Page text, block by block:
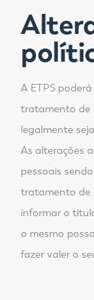
A ETPS
tratamento de
legalmente
As alterações
pessoais
tratamento de
informar o
o mesmo
fazer valer o